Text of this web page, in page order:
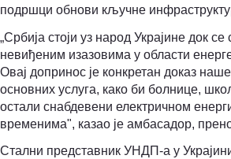
подршци обнови кључне
„Србија стоји уз народ Украјине док се
невиђеним изазовима у области
Овај допринос је конкретан доказ
основних услуга, како би болнице,
остали снабдевени електричном
временима", казао је амбасадор,
Стални представник УНДП-а у